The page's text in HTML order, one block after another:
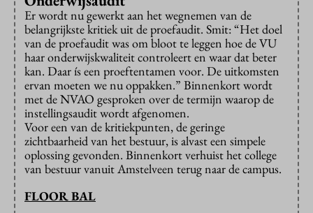
Er wordt nu gewerkt aan het wegnemen van de
belangrijkste kritiek uit de proefaudit. Smit: “Het doel
van de proefaudit was om bloot te leggen hoe de VU
haar onderwijskwaliteit controleert en waar dat beter
kan. Daar ís een proeftentamen voor. De uitkomsten
ervan moeten we nu oppakken.” Binnenkort wordt
met de NVAO gesproken over de termijn waarop de
instellingsaudit wordt afgenomen.
Voor een van de kritiekpunten, de geringe
zichtbaarheid van het bestuur, is alvast een simpele
oplossing gevonden. Binnenkort verhuist het college
van bestuur vanuit Amstelveen terug naar de campus.
FLOOR BAL